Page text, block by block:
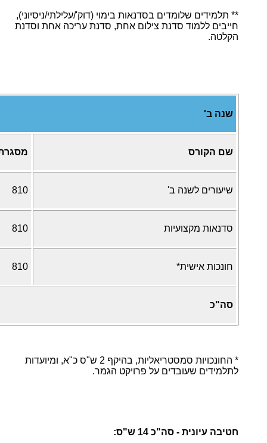
** תלמידים שלומדים בסדנאות בימוי (דוק'/עלילתי/ניסיוני),
חייבים ללמוד סדנת צילום אחת, סדנת עריכה אחת וסדנת
הקלטה.
שנה ב'
שם הקורס
שיעורים לשנה ב' 810
סדנאות מקצועיות 810
חונכות אישית* 810
סה"כ
* החונכויות סמסטריאליות, בהיקף 2 ש"ס כ"א, ומיועדות
לתלמידים שעובדים על פרויקט הגמר.
חטיבה עיונית - סה"כ 14 ש"ס: